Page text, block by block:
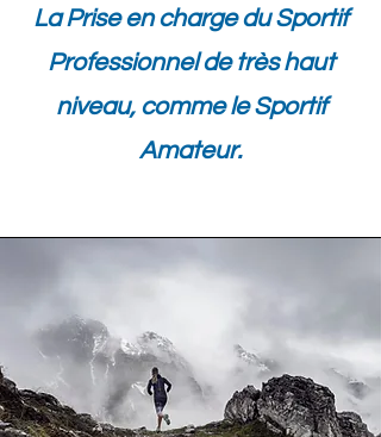
La Prise en charge du Sportif
Professionnel de très haut
niveau, comme le Sportif
Amateur.